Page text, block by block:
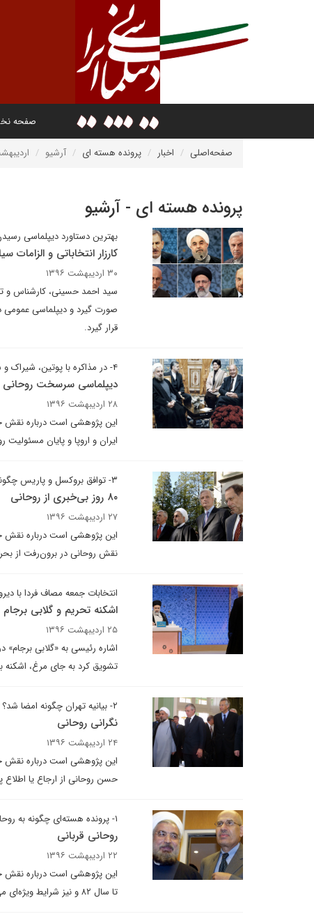
صفحه
صفحه‌اصلی اخبار پرونده هسته ای آرشیو اردیبهشت
پرونده هسته ای - آرشیو
بهترین دستاورد دیپلماسی
کارزار انتخاباتی و
۳۰ اردیبهشت ۱۳۹۶
سید احمد حسینی، کارشناس و
صورت گیرد و دیپلماسی عمومی
قرار گیرد.
۴- در مذاکره با پوتین، شیراک و شرودر چه گذشت؟
دیپلماسی سرسخت روحانی
۲۸ اردیبهشت ۱۳۹۶
این پژوهشی است درباره نقش
ایران و اروپا و پایان
۳- توافق بروکسل و پاریس چگونه حاصل شد؟
۸۰ روز بی‌خبری از روحانی
۲۷ اردیبهشت ۱۳۹۶
این پژوهشی است درباره
نقش روحانی در برون‌رفت از
انتخابات جمعه مصاف فردا با
اشکنه تحریم و گلابی برجام
۲۵ اردیبهشت ۱۳۹۶
اشاره رئیسی به «گلابی برجام»
تشویق کرد به جای مرغ، اشکنه
۲- بیانیه تهران چگونه امضا شد؟
نگرانی روحانی
۲۴ اردیبهشت ۱۳۹۶
حسن روحانی از ارجاع یا اطلاع
۱- پرونده هسته‌ای چگونه به روحانی رسید؟
روحانی قربانی
۲۲ اردیبهشت ۱۳۹۶
این پژوهشی است درباره نقش
تا سال ۸۲ و نیز شرایط ویژه‌ای می‌پردازد که منجر به سپردن پرونده هسته‌ای به دبیر وقت شورای عالی امنیت ملی شد.